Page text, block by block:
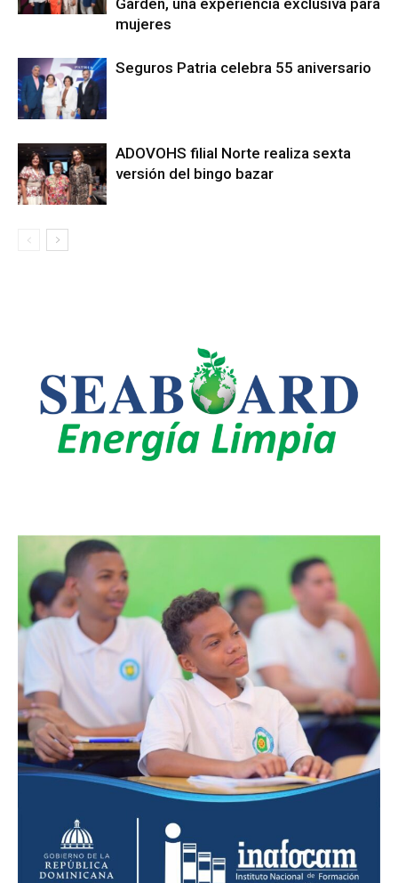
mujeres
Seguros Patria celebra 55 aniversario
ADOVOHS filial Norte realiza sexta
versión del bingo bazar